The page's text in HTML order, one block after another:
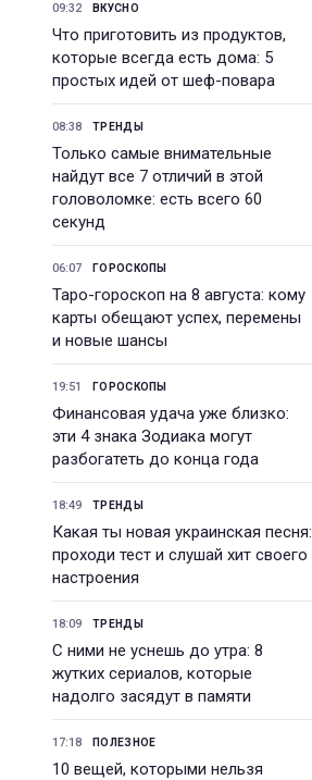
09:32 ВКУСНО
Что приготовить из продуктов,
которые всегда есть дома: 5
простых идей от шеф-повара
08:38 ТРЕНДЫ
Только самые внимательные
найдут все 7 отличий в этой
головоломке: есть всего 60
секунд
06:07 ГОРОСКОПЫ
Таро-гороскоп на 8 августа: кому
карты обещают успех, перемены
и новые шансы
19:51 ГОРОСКОПЫ
Финансовая удача уже близко:
эти 4 знака Зодиака могут
разбогатеть до конца года
18:49 ТРЕНДЫ
Какая ты новая украинская песня:
проходи тест и слушай хит своего
настроения
18:09 ТРЕНДЫ
С ними не уснешь до утра: 8
жутких сериалов, которые
надолго засядут в памяти
17:18 ПОЛЕЗНОЕ
10 вещей, которыми нельзя